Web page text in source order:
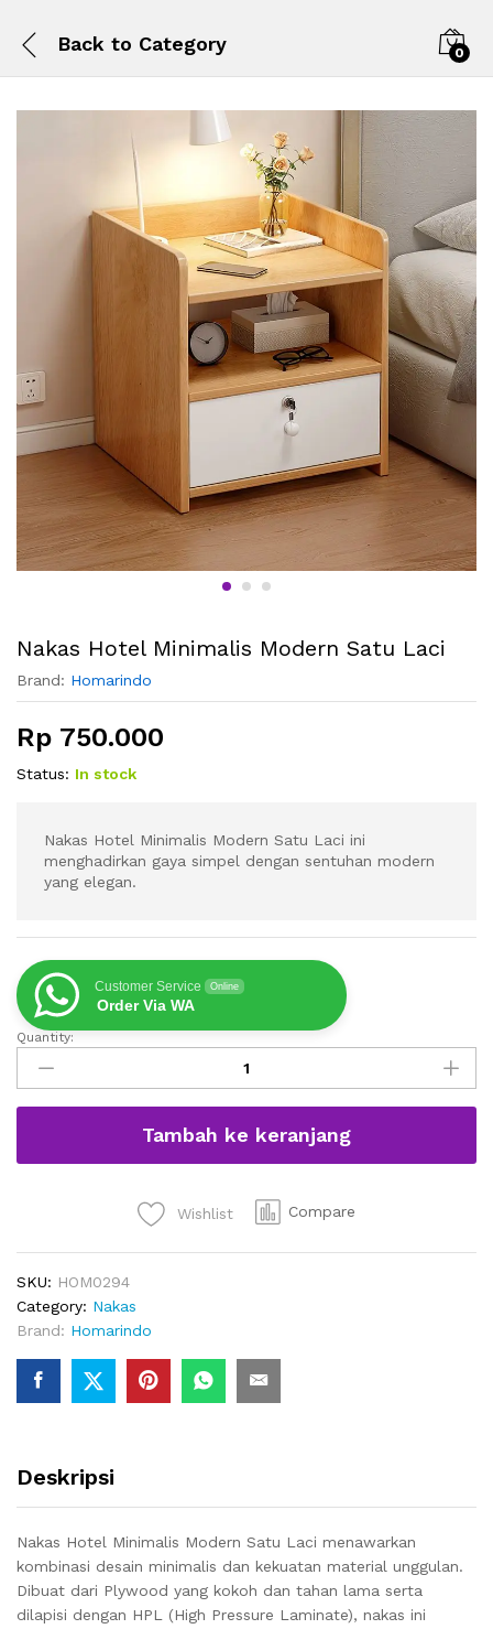
Back to Category 0
Nakas Hotel Minimalis Modern Satu Laci
Brand: Homarindo
Rp 750.000
Status: In stock
Nakas Hotel Minimalis Modern Satu Laci ini
menghadirkan gaya simpel dengan sentuhan modern
yang elegan.
Customer Service Online
Order Via WA
Nakas
Hotel
Minimalis
Modern
Laci
Quantity:
Tambah ke keranjang
Wishlist Compare
SKU: HOM0294
Category: Nakas
Brand: Homarindo
Deskripsi
Nakas Hotel Minimalis Modern Satu Laci menawarkan
kombinasi desain minimalis dan kekuatan material unggulan.
Dibuat dari Plywood yang kokoh dan tahan lama serta
dilapisi dengan HPL (High Pressure Laminate), nakas ini